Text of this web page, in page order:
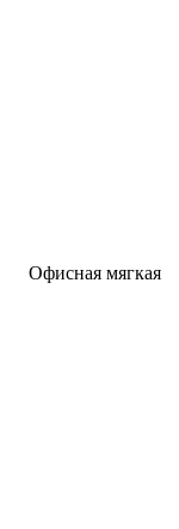
Офисная мягкая